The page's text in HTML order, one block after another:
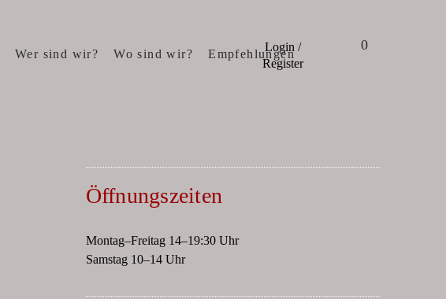
Login /
Register
0
Wer sind wir? Wo sind wir? Empfehlungen
Öffnungszeiten
Montag–Freitag 14–19:30 Uhr
Samstag 10–14 Uhr